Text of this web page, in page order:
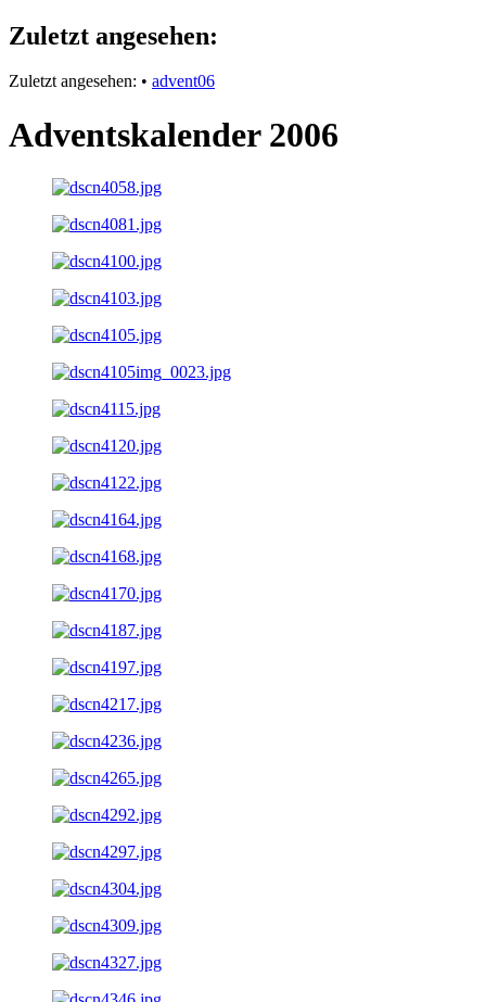
Zuletzt angesehen:
Zuletzt angesehen: • advent06
Adventskalender 2006